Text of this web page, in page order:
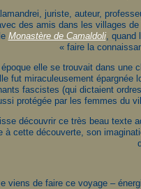
juriste, auteur,
des amis dans les villages
Monastère de Camaldoli, quand
« faire la
elle se trouvait dans une
fut miraculeusement épargnée
fascistes (qui dictaient
protégée par les femmes du
découvrir ce très beau texte
à cette découverte, son
viens de faire ce voyage –